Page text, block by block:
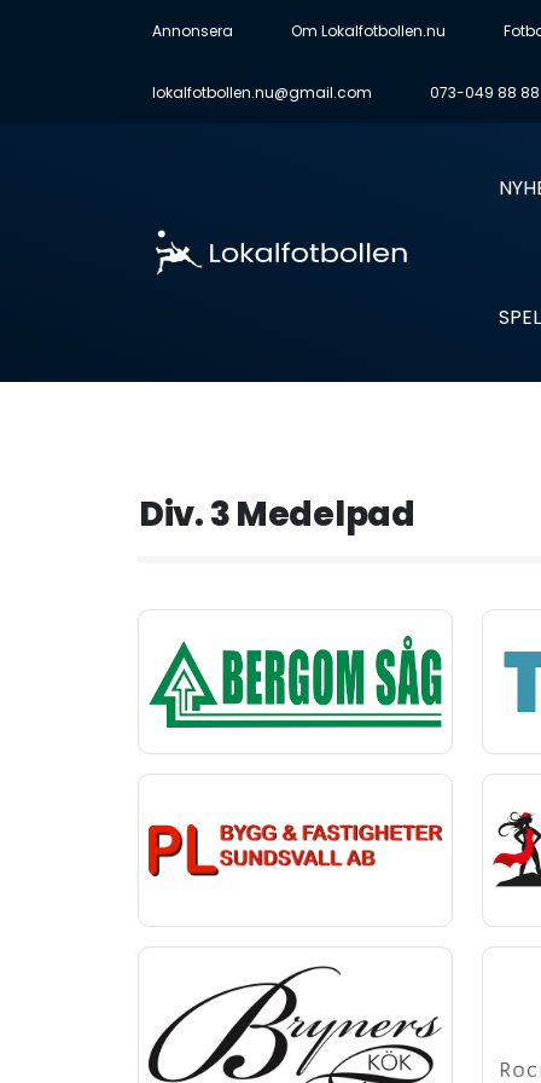
Annonsera Om Lokalfotbollen.nu
lokalfotbollen.nu@gmail.com 073-049 88 88
Div. 3 Medelpad